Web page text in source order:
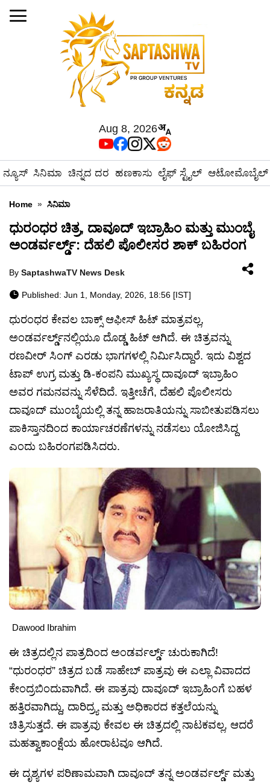
Aug 8, 2026
ನ್ಯೂಸ್ ಸಿನಿಮಾ ಚಿನ್ನದ ದರ ಹಣಕಾಸು ಲೈಫ್ ಸ್ಟೈಲ್ ಆಟೋಮೊಬೈಲ್
Home » ಸಿನಿಮಾ
ಧುರಂಧರ ಚಿತ್ರ, ದಾವೂದ್ ಇಬ್ರಾಹಿಂ ಮತ್ತು ಮುಂಬೈ
ಅಂಡರ್ವರ್ಲ್ಡ್: ದೆಹಲಿ ಪೊಲೀಸರ ಶಾಕ್ ಬಹಿರಂಗ
By SaptashwaTV News Desk
Published: Jun 1, Monday, 2026, 18:56 [IST]
ಧುರಂಧರ ಕೇವಲ ಬಾಕ್ಸ್ ಆಫೀಸ್ ಹಿಟ್ ಮಾತ್ರವಲ್ಲ,
ಅಂಡರ್ವರ್ಲ್ಡ್‌ನಲ್ಲಿಯೂ ದೊಡ್ಡ ಹಿಟ್ ಆಗಿದೆ. ಈ ಚಿತ್ರವನ್ನು
ರಣವೀರ್ ಸಿಂಗ್ ಎರಡು ಭಾಗಗಳಲ್ಲಿ ನಿರ್ಮಿಸಿದ್ದಾರೆ. ಇದು ವಿಶ್ವದ
ಟಾಪ್ ಉಗ್ರ ಮತ್ತು ಡಿ-ಕಂಪನಿ ಮುಖ್ಯಸ್ಥ ದಾವೂದ್ ಇಬ್ರಾಹಿಂ
ಅವರ ಗಮನವನ್ನು ಸೆಳೆದಿದೆ. ಇತ್ತೀಚೆಗೆ, ದೆಹಲಿ ಪೊಲೀಸರು
ದಾವೂದ್ ಮುಂಬೈಯಲ್ಲಿ ತನ್ನ ಹಾಜರಾತಿಯನ್ನು ಸಾಬೀತುಪಡಿಸಲು
ಪಾಕಿಸ್ತಾನದಿಂದ ಕಾರ್ಯಾಚರಣೆಗಳನ್ನು ನಡೆಸಲು ಯೋಜಿಸಿದ್ದ
ಎಂದು ಬಹಿರಂಗಪಡಿಸಿದರು.
Dawood Ibrahim
ಈ ಚಿತ್ರದಲ್ಲಿನ ಪಾತ್ರದಿಂದ ಅಂಡರ್ವರ್ಲ್ಡ್ ಚುರುಕಾಗಿದೆ!
“ಧುರಂಧರ” ಚಿತ್ರದ ಬಡೆ ಸಾಹೇಬ್ ಪಾತ್ರವು ಈ ಎಲ್ಲಾ ವಿವಾದದ
ಕೇಂದ್ರಬಿಂದುವಾಗಿದೆ. ಈ ಪಾತ್ರವು ದಾವೂದ್ ಇಬ್ರಾಹಿಂಗೆ ಬಹಳ
ಹತ್ತಿರವಾಗಿದ್ದು, ದಾರಿದ್ರ್ಯ ಮತ್ತು ಅಧಿಕಾರದ ಕತ್ತಲೆಯನ್ನು
ಚಿತ್ರಿಸುತ್ತದೆ. ಈ ಪಾತ್ರವು ಕೇವಲ ಈ ಚಿತ್ರದಲ್ಲಿ ನಾಟಕವಲ್ಲ, ಆದರೆ
ಮಹತ್ವಾಕಾಂಕ್ಷೆಯ ಹೋರಾಟವೂ ಆಗಿದೆ.
ಈ ದೃಶ್ಯಗಳ ಪರಿಣಾಮವಾಗಿ ದಾವೂದ್ ತನ್ನ ಅಂಡರ್ವರ್ಲ್ಡ್ ಮತ್ತು